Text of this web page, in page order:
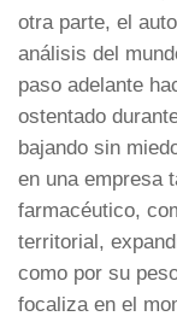
otra parte, el
análisis del
paso adelante
ostentado
bajando sin
en una empresa
farmacéutico,
territorial,
como por su
focaliza en el